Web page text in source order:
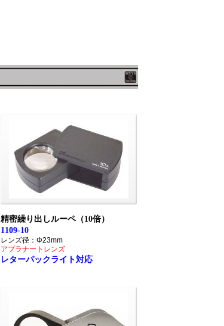
精密繰り出しルーペ（10倍）
1109-10
レンズ径：Φ23mm
アプラナートレンズ
レターパックライト対応